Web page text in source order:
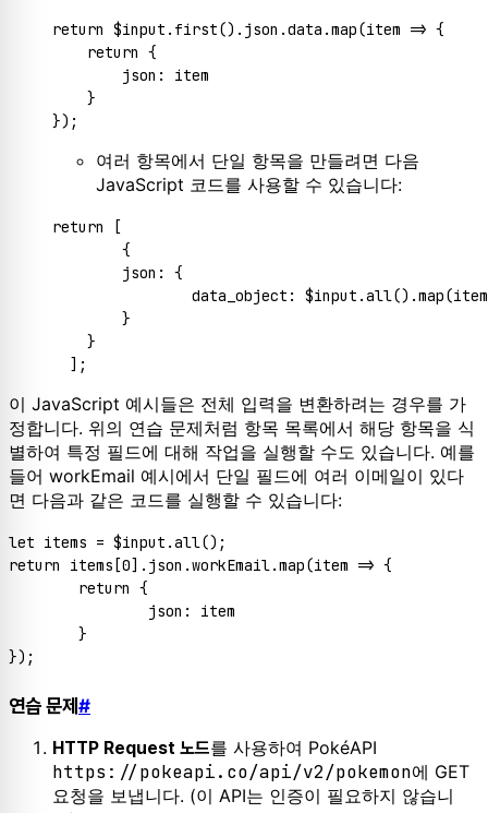
return $input. first(). json .data .map(item => {
return {
json : item
    }
여러 항목에서 단일 항목을 만들려면 다음
JavaScript 코드를 사용할 수 있습니다:
return
[
json : {
data_object : $input.all().map(item
    }
이 JavaScript 예시들은 전체 입력을 변환하려는 경우를 가
정합니다. 위의 연습 문제처럼 항목 목록에서 해당 항목을 식
별하여 특정 필드에 대해 작업을 실행할 수도 있습니다. 예를
들어 workEmail 예시에서 단일 필드에 여러 이메일이 있다
면 다음과 같은 코드를 실행할 수 있습니다:
let items = $input.all
return
items[0]. json .workEmail .map(item => {
return {
json : item
연습 문제#
HTTP Request 노드를 사용하여 PokéAPI
https://pokeapi.co/api/v2/pokemon에 GET
요청을 보냅니다. (이 API는 인증이 필요하지 않습니